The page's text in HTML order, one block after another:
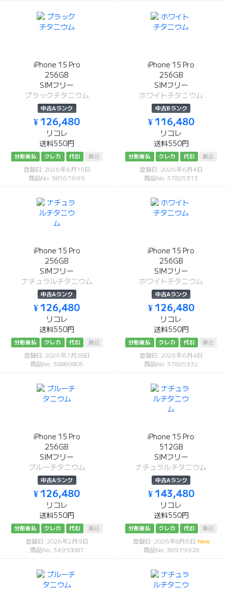
iPhone 15 Pro
256GB
SIMフリー
ブラックチタニウム
中古Aランク
¥ 126,480
リコレ
送料550円
分割後払 クレカ 代引 振込
登録日: 2026年6月15日
商品No: 38167699
iPhone 15 Pro
256GB
SIMフリー
ホワイトチタニウム
中古Bランク
¥ 116,480
リコレ
送料550円
分割後払 クレカ 代引 振込
登録日: 2026年6月4日
商品No: 37825313
iPhone 15 Pro
256GB
SIMフリー
ナチュラルチタニウム
中古Aランク
¥ 126,480
リコレ
送料550円
分割後払 クレカ 代引 振込
登録日: 2026年7月28日
商品No: 38889805
iPhone 15 Pro
256GB
SIMフリー
ホワイトチタニウム
中古Aランク
¥ 126,480
リコレ
送料550円
分割後払 クレカ 代引 振込
登録日: 2026年6月4日
商品No: 37825332
iPhone 15 Pro
256GB
SIMフリー
ブルーチタニウム
中古Aランク
¥ 126,480
リコレ
送料550円
分割後払 クレカ 代引 振込
登録日: 2026年2月9日
商品No: 34910087
iPhone 15 Pro
512GB
SIMフリー
ナチュラルチタニウム
中古Aランク
¥ 143,480
リコレ
送料550円
分割後払 クレカ 代引 振込
登録日: 2026年8月6日 New
商品No: 38979928